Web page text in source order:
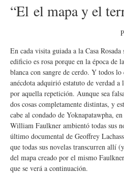
“El el mapa y el
En cada visita guiada a la Casa
edificio es rosa porque en la época de
blanca con sangre de cerdo. Y todos
anécdota adquirió estatuto de verdad
por aquella repetición. Aunque sea
dos cosas completamente distintas, y
cabe al condado de Yoknapatawpha,
William Faulkner ambientó todas sus
último documental de Geoffrey
que todas sus novelas transcurren allí
del mapa creado por el mismo
que se verá a continuación.